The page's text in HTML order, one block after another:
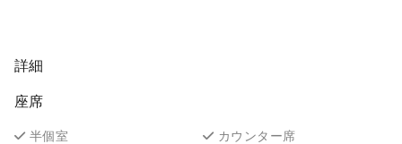
詳細
座席
半個室
カウンター席